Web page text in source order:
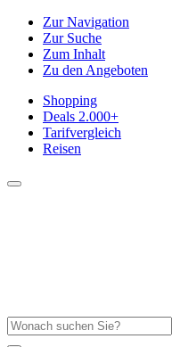
Zur Navigation
Zur Suche
Zum Inhalt
Zu den Angeboten
Shopping
Deals 2.000+
Tarifvergleich
Reisen